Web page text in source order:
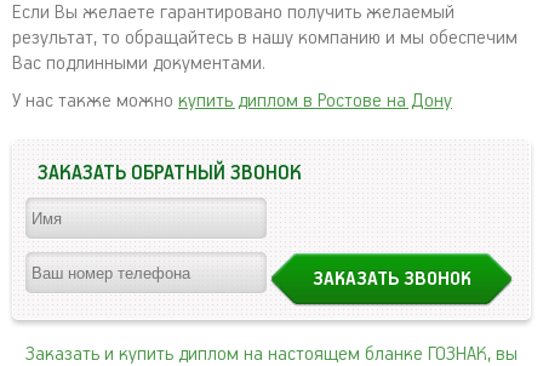
Если Вы желаете гарантировано получить желаемый
результат, то обращайтесь в нашу компанию и мы обеспечим
Вас подлинными документами.
У нас также можно купить диплом в Ростове на Дону
ЗАКАЗАТЬ ОБРАТНЫЙ ЗВОНОК
Заказать и купить диплом на настоящем бланке ГОЗНАК, вы